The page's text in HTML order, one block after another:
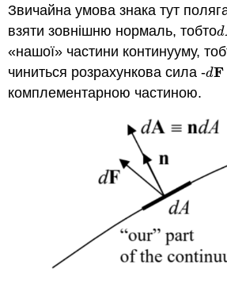
Звичайна умова знака тут
взяти зовнішню нормаль, тобтоd
d
«нашої» частини континууму,
чиниться розрахункова сила -dF
dF
комплементарною частиною.